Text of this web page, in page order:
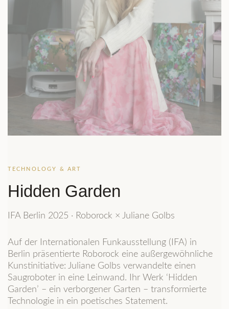
TECHNOLOGY & ART
Hidden Garden
IFA Berlin 2025 · Roborock × Juliane Golbs
Auf der Internationalen Funkausstellung (IFA) in
Berlin präsentierte Roborock eine außergewöhnliche
Kunstinitiative: Juliane Golbs verwandelte einen
Saugroboter in eine Leinwand. Ihr Werk ‘Hidden
Garden’ – ein verborgener Garten – transformierte
Technologie in ein poetisches Statement.